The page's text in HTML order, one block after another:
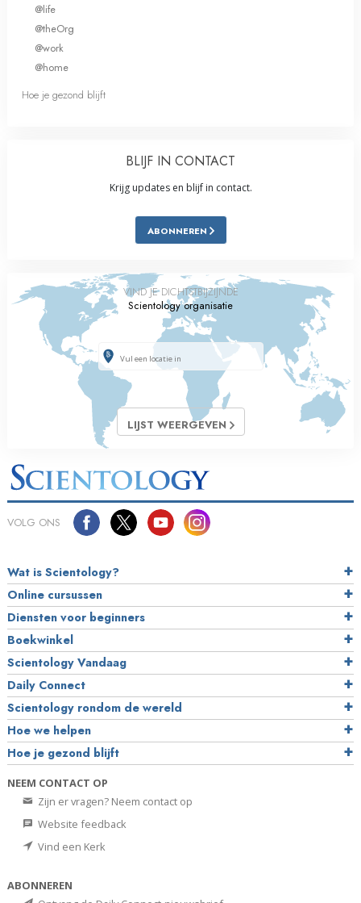
@life
@theOrg
@work
@home
Hoe je gezond blijft
BLIJF IN CONTACT
Krijg updates en blijf in contact.
ABONNEREN
VIND JE DICHTSTBIJZIJNDE
Scientology organisatie
LIJST WEERGEVEN
VOLG ONS
Wat is Scientology?
Online cursussen
Diensten voor beginners
Boekwinkel
Scientology Vandaag
Daily Connect
Scientology rondom de wereld
Hoe we helpen
Hoe je gezond blijft
NEEM CONTACT OP
Zijn er vragen? Neem contact op
Website feedback
Vind een Kerk
ABONNEREN